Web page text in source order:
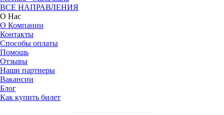
ВСЕ НАПРАВЛЕНИЯ
О Нас
О Компании
Контакты
Способы оплаты
Помощь
Отзывы
Наши партнеры
Вакансии
Блог
Как купить билет